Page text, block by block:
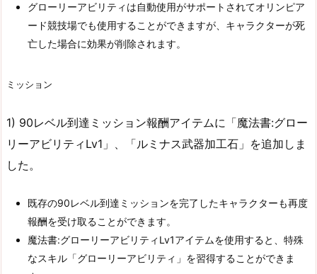
グローリーアビリティは自動使用がサポートされてオリンピア
ード競技場でも使用することができますが、キャラクターが死
亡した場合に効果が削除されます。
ミッション
1) 90レベル到達ミッション報酬アイテムに「魔法書:グロー
リーアビリティLv1」、「ルミナス武器加工石」を追加しま
した。
既存の90レベル到達ミッションを完了したキャラクターも再度
報酬を受け取ることができます。
魔法書:グローリーアビリティLv1アイテムを使用すると、特殊
なスキル「グローリーアビリティ」を習得することができま